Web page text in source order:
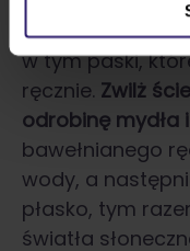
Wózek
w tym paski,
ręcznie. Zwilż
odrobinę mydła
bawełnianego
wody, a
płasko, tym
światła